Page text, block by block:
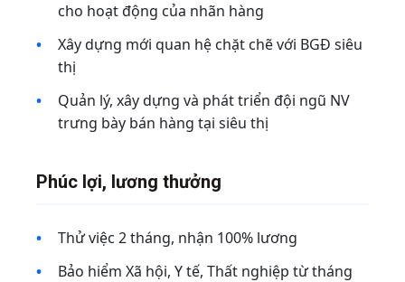
cho hoạt động của nhãn hàng
Xây dựng mới quan hệ chặt chẽ với BGĐ siêu
thị
Quản lý, xây dựng và phát triển đội ngũ NV
trưng bày bán hàng tại siêu thị
Phúc lợi, lương thưởng
Thử việc 2 tháng, nhận 100% lương
Bảo hiểm Xã hội, Y tế, Thất nghiệp từ tháng